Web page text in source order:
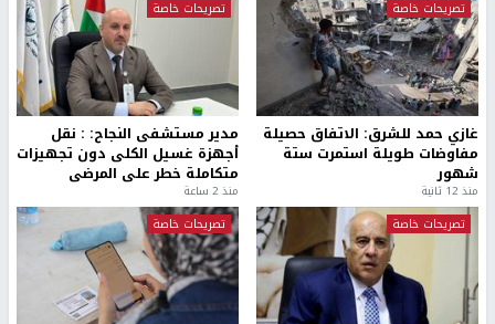
تصريحات خاصة
غازي حمد للشرق: الاتفاق حصيلة
مفاوضات طويلة استمرت ستة
شهور
منذ 12 ثانية
تصريحات خاصة
مدير مستشفى النجاح: : نقل
أجهزة غسيل الكلى دون تجهيزات
متكاملة خطر على المرضى
منذ 2 ساعة
تصريحات خاصة
تصريحات خاصة